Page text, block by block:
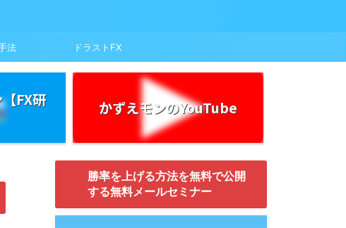
法 ドラストFX
FX研
かずえモンのYouTube
勝率を上げる方法を無料で公開
する無料メールセミナー